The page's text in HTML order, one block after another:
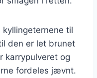
til
den er let brunet
karrypulveret og
fordeles jævnt.